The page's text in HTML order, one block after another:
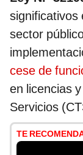
significativos
sector
cese de
en licencias
Servicios
TE